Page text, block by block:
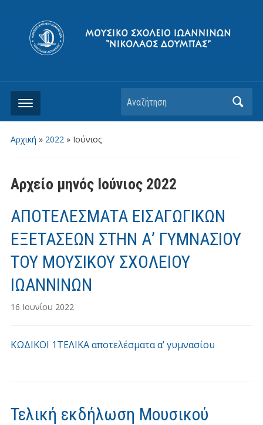
Αρχική » 2022 » Ιούνιος
Αρχείο μηνός Ιούνιος 2022
ΑΠΟΤΕΛΕΣΜΑΤΑ ΕΙΣΑΓΩΓΙΚΩΝ
ΕΞΕΤΑΣΕΩΝ ΣΤΗΝ Α’ ΓΥΜΝΑΣΙΟΥ
ΤΟΥ ΜΟΥΣΙΚΟΥ ΣΧΟΛΕΙΟΥ
ΙΩΑΝΝΙΝΩΝ
16 Ιουνίου 2022
ΚΩΔΙΚΟΙ 1ΤΕΛΙΚΑ αποτελέσματα α’ γυμνασίου
Τελική εκδήλωση Μουσικού